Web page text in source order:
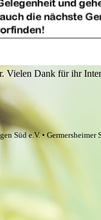
Vielen Dank für ihr
Süd e.V. • Germersheimer